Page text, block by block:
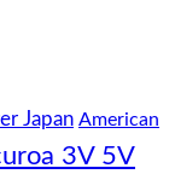
Japan American
3V 5V